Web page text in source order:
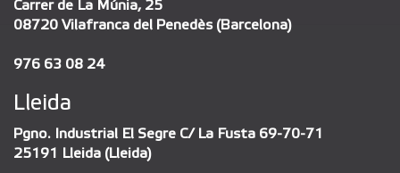
Carrer de La Múnia, 25
08720 Vilafranca del Penedès (Barcelona)
976 63 08 24
Lleida
Pgno. Industrial El Segre C/ La Fusta 69-70-71
25191 Lleida (Lleida)